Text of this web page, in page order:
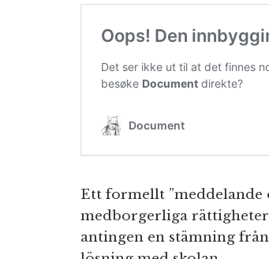
Ett formellt ”meddelande
medborgerliga
antingen en stämning